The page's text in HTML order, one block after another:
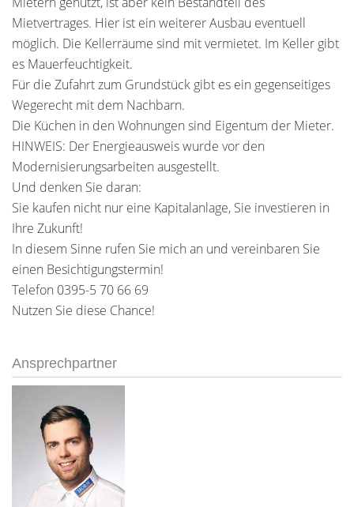
Mietvertrages. Hier ist ein weiterer Ausbau eventuell
möglich. Die Kellerräume sind mit vermietet. Im Keller gibt
es Mauerfeuchtigkeit.
Für die Zufahrt zum Grundstück gibt es ein gegenseitiges
Wegerecht mit dem Nachbarn.
Die Küchen in den Wohnungen sind Eigentum der Mieter.
HINWEIS: Der Energieausweis wurde vor den
Modernisierungsarbeiten ausgestellt.
Und denken Sie daran:
Sie kaufen nicht nur eine Kapitalanlage, Sie investieren in
Ihre Zukunft!
In diesem Sinne rufen Sie mich an und vereinbaren Sie
einen Besichtigungstermin!
Telefon 0395-5 70 66 69
Nutzen Sie diese Chance!
Ansprechpartner